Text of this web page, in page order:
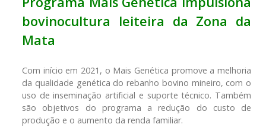
bovinocultura leiteira da Zona da
Mata
Com início em 2021, o Mais Genética promove a melhoria
da qualidade genética do rebanho bovino mineiro, com o
uso de inseminação artificial e suporte técnico. Também
são objetivos do programa a redução do custo de
produção e o aumento da renda familiar.